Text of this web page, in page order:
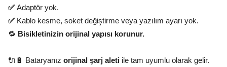
✅ Adaptör yok.
✅ Kablo kesme, soket değiştirme veya yazılım ayarı yok.
🔁 Bisikletinizin orijinal yapısı korunur.
🔌🔋 Bataryanız orijinal şarj aleti ile tam uyumlu olarak gelir.